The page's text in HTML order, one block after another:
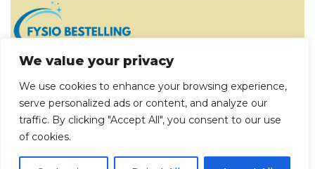
We value your privacy
We use cookies to enhance your browsing experience,
serve personalized ads or content, and analyze our
traffic. By clicking "Accept All", you consent to our use
of cookies.
Klantenservice
Contact